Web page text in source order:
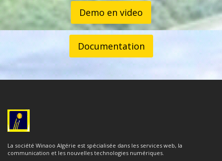
Demo en video
Documentation
La société Winaoo Algérie est spécialisée dans les services web, la
communication et les nouvelles technologies numériques.